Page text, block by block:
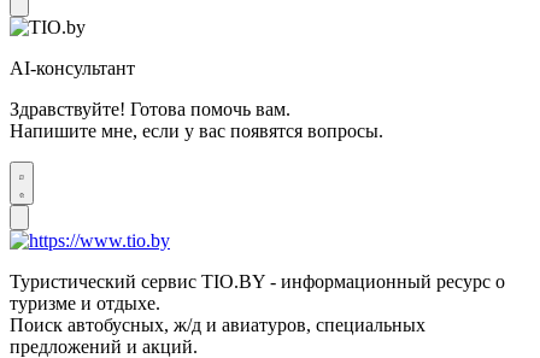
AI-консультант
Здравствуйте! Готова помочь вам.
Напишите мне, если у вас появятся вопросы.
Туристический сервис TIO.BY - информационный ресурс о
туризме и отдыхе.
Поиск автобусных, ж/д и авиатуров, специальных
предложений и акций.